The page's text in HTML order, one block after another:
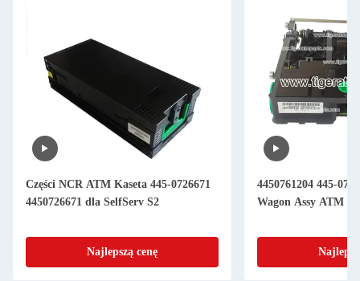
Części NCR ATM Kaseta 445-0726671
4450726671 dla SelfServ S2
Najlepszą cenę
4450761204 445-
Wagon Assy ATM